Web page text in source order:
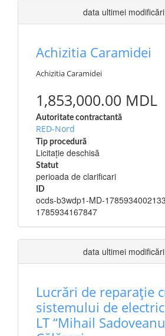
data ultimei
Achizitia Caramidei
Achizitia Caramidei
1,853,000.00 MDL
Autoritate contractantă
RED-Nord
Tip procedură
Licitație deschisă
Statut
perioada de clarificari
ID
ocds-b3wdp1-MD-
1785934167847
data ultimei
Lucrări de reparație
sistemului de
LT “Mihail